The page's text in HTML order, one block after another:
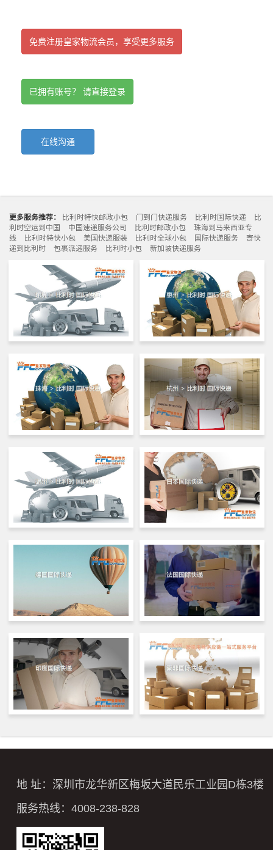
免费注册皇家物流会员，享受更多服务
已拥有账号？ 请直接登录
在线沟通
更多服务推荐： 比利时特快邮政小包 门到门快递服务 比利时国际快递
比
利时空运到中国
中国速递服务公司 比利时邮政小包
珠海到马来西亚专
线
比利时特快小包 美国快递服装 比利时全球小包 国际快递服务
寄快
递到比利时
包裹派递服务 比利时小包 新加坡快递服务
地 址：深圳市龙华新区梅坂大道民乐工业园D栋3楼
服务热线：4008-238-828